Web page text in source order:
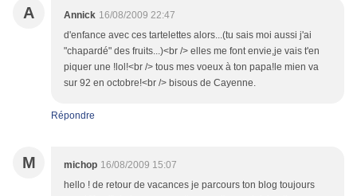
A Annick 16/08/2009 22:47
d'enfance avec ces tartelettes alors...(tu sais moi aussi j'ai
"chapardé" des fruits...)<br /> elles me font envie,je vais t'en
piquer une !lol!<br /> tous mes voeux à ton papa!le mien va
sur 92 en octobre!<br /> bisous de Cayenne.
Répondre
M michop 16/08/2009 15:07
hello ! de retour de vacances je parcours ton blog toujours